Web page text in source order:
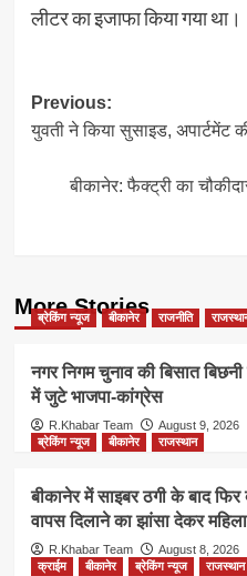
लीटर का इजाफा किया गया था।
Post
navigation
Previous:
युवती ने किया सुसाइड, अपार्टमेंट
बीकानेर: फैक्ट्री का
More Stories
ब्रेकिंग न्यूज बीकानेर राजनीति
नगर निगम चुनाव की बिसात
में जुटे भाजपा-कांग्रेस
R.Khabar Team
August 9, 2026
ब्रेकिंग न्यूज
बीकानेर राजस्थान
बीकानेर में साइबर ठगी के बाद
वापस दिलाने का झांसा देकर
R.Khabar Team
August 8, 2026
क्राईम
बीकानेर ब्रेकिंग न्यूज राजस्थान